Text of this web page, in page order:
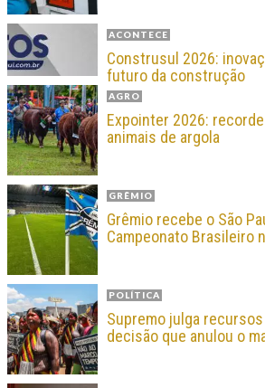
ACONTECE
Construsul 2026:
futuro da construção
AGRO
Expointer 2026:
animais de argola
GRÊMIO
Grêmio recebe o São
Campeonato Brasileiro
POLÍTICA
Supremo julga
decisão que anulou o